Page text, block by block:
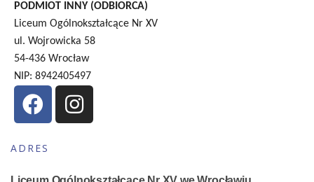
PODMIOT INNY (ODBIORCA)
Liceum Ogólnokształcące Nr XV
ul. Wojrowicka 58
54-436 Wrocław
NIP: 8942405497
ADRES